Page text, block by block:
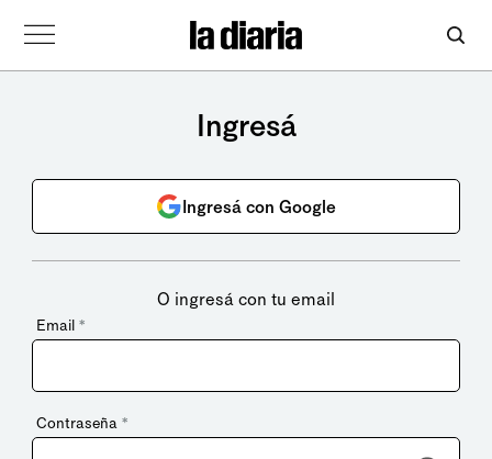
Ingresá
Ingresá con Google
O ingresá con tu email
Email *
Contraseña *